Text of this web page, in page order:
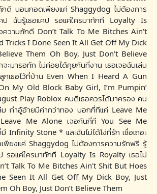
กดี นอนกอดเพียงแค่ Shaggydog ไม่ต้องการ
ป ฉันรู้เธอแคป รอแค่ใครมาทักที Loyalty Is
จความภักดี Don’t Talk To Me Bitches Ain't
Tricks I Done Seen It All Get Off My Dick
Them Oh Boy, Just Don’t Believe
ะมารอทัก ไม่ค่อยได้คุยกันที่งาน เธอเจอฉันเล่น
กเธอไว้ที่บ้าน Even When I Heard A Gun
My Old Block Baby Girl, I’m Pumpin’
Play Roblox คนดีเธอควรได้มาครอง คน
ม กำอู้อ้ายมีค่ากว่าทอง บอกกี่ทีแค่ Leave Me
Me Alone เจอกันกี่ที You See Me
Infinity Stone * และฉันไม่ได้โง่ที่รัก เชื่อเถอะ
พียงแค่ Shaggydog ไม่ต้องการความรักฟรี รู้
รอแค่ใครมาทักที Loyalty Is Royalty เธอไม่
Talk To Me Bitches Ain't Shit But Hoes
Seen It All Get Off My Dick Boy, Just
Oh Boy, Just Don’t Believe Them